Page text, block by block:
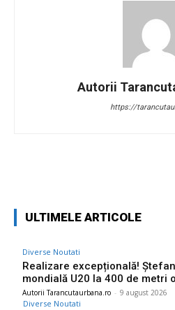
Autorii
https://
ULTIMELE ARTICOLE
Diverse Noutati
Realizare excepțională!
mondială U20 la 400 de metri
Autorii Tarancutaurbana.ro - 9 august 2026
Diverse Noutati